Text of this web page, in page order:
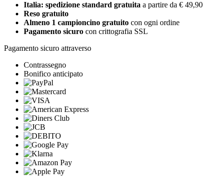
Italia: spedizione standard gratuita a partire da € 49,90
Reso gratuito
Almeno 1 campioncino gratuito con ogni ordine
Pagamento sicuro con crittografia SSL
Pagamento sicuro attraverso
Contrassegno
Bonifico anticipato